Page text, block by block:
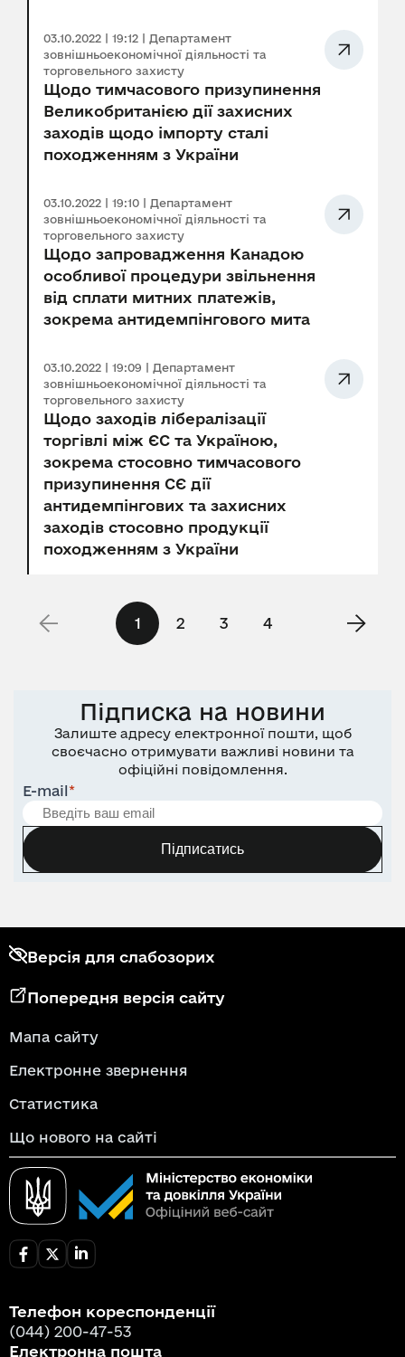
03.10.2022 | 19:12 | Департамент
зовнішньоекономічної діяльності та
торговельного захисту
Щодо тимчасового призупинення
Великобританією дії захисних
заходів щодо імпорту сталі
походженням з України
03.10.2022 | 19:10 | Департамент
зовнішньоекономічної діяльності та
торговельного захисту
Щодо запровадження Канадою
особливої процедури звільнення
від сплати митних платежів,
зокрема антидемпінгового мита
03.10.2022 | 19:09 | Департамент
зовнішньоекономічної діяльності та
торговельного захисту
Щодо заходів лібералізації
торгівлі між ЄС та Україною,
зокрема стосовно тимчасового
призупинення СЄ дії
антидемпінгових та захисних
заходів стосовно продукції
походженням з України
1 2 3 4
Підписка на новини
Залиште адресу електронної пошти, щоб
своєчасно отримувати важливі новини та
офіційні повідомлення.
E-mail*
Підписатись
Версія для слабозорих
Попередня версія сайту
Мапа сайту
Електронне звернення
Статистика
Що нового на сайті
Телефон кореспонденції
(044) 200-47-53
Електронна пошта